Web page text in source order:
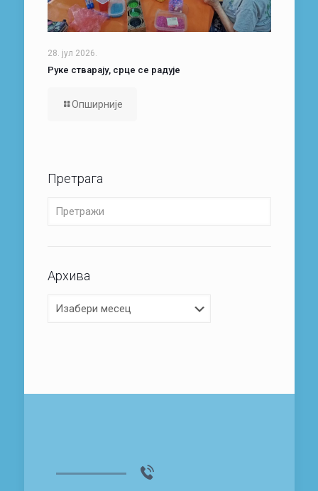
28. јул 2026.
Руке стварају, срце се радује
Опширније
Претрага
Архива